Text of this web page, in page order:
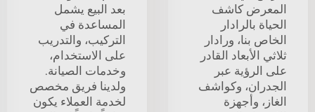
المعرض كاشف
الحياة بالرادار
الخاص بنا، ورادار
ثلاثي الأبعاد القادر
على الرؤية عبر
الجدران، وكواشف
الغاز، وأجهزة
بعد البيع يشمل
المساعدة في
التركيب، والتدريب
على الاستخدام،
وخدمات الصيانة.
ولدينا فريق مخصص
لخدمة العملاء يكون